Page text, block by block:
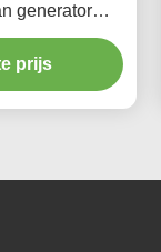
generator
meten
prijs